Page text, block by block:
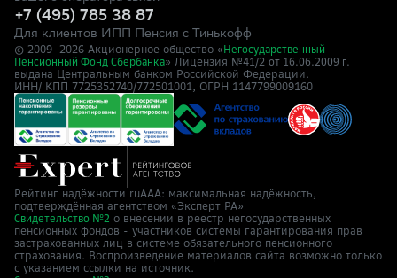
+7 (495) 785 38 87
Для клиентов ИПП Пенсия с Тинькофф
© 2009–2026 Акционерное общество « Негосударственный
Пенсионный Фонд Сбербанка» Лицензия №41/2 от 16.06.2009 г.
выдана Центральным банком Российской Федерации.
ИНН/ КПП 7725352740/772501001, ОГРН 1147799009160
Рейтинг надёжности ruAAA: максимальная надёжность,
подтверждённая агентством «Эксперт РА»
Свидетельство №2 о внесении в реестр негосударственных
пенсионных фондов - участников системы гарантирования прав
застрахованных лиц в системе обязательного пенсионного
страхования. Воспроизведение материалов сайта возможно только
с указанием ссылки на источник.